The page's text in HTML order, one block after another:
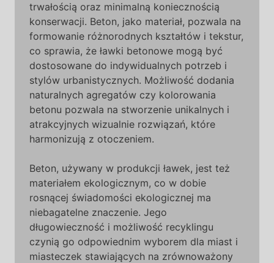
trwałością oraz minimalną koniecznością
konserwacji. Beton, jako materiał, pozwala na
formowanie różnorodnych kształtów i tekstur,
co sprawia, że ławki betonowe mogą być
dostosowane do indywidualnych potrzeb i
stylów urbanistycznych. Możliwość dodania
naturalnych agregatów czy kolorowania
betonu pozwala na stworzenie unikalnych i
atrakcyjnych wizualnie rozwiązań, które
harmonizują z otoczeniem.
Beton, używany w produkcji ławek, jest też
materiałem ekologicznym, co w dobie
rosnącej świadomości ekologicznej ma
niebagatelne znaczenie. Jego
długowieczność i możliwość recyklingu
czynią go odpowiednim wyborem dla miast i
miasteczek stawiających na zrównoważony